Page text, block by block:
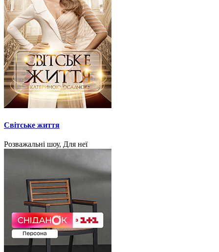
Світське життя
Розважальні шоу, Для неї